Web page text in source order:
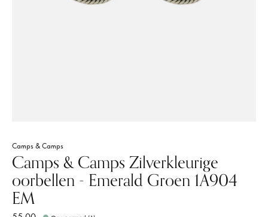
Camps & Camps
Camps & Camps Zilverkleurige
oorbellen - Emerald Groen 1A904
EM